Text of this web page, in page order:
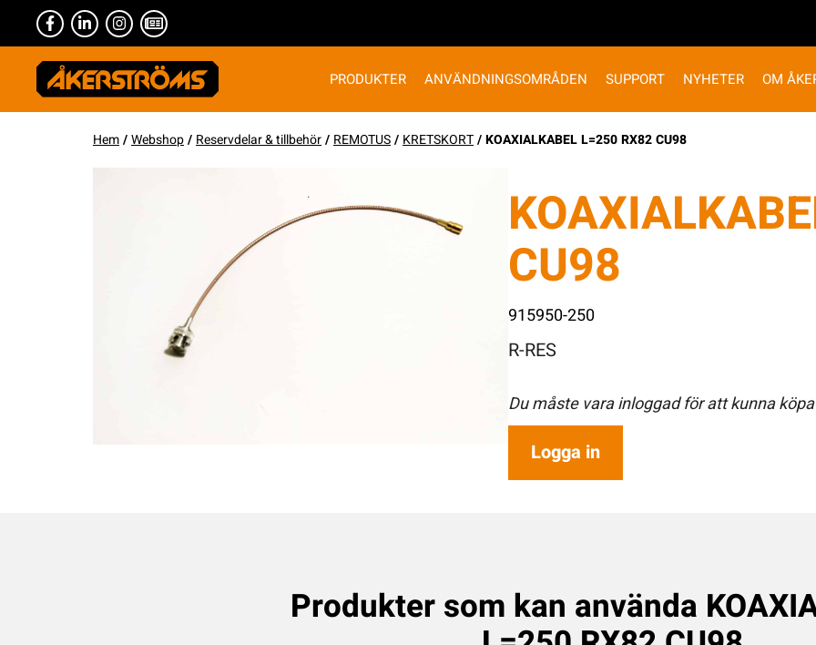
PRODUKTER ANVÄNDNINGSOMRÅDEN SUPPORT NYHETER OM
Hem/Webshop/ Reservdelar & tillbehör/ REMOTUS/ KRETSKORT/ KOAXIALKABEL L=250 RX82 CU98
CU98
915950-250
R-RES
Du måste vara inloggad för att kunna
Logga in
Produkter som kan använda